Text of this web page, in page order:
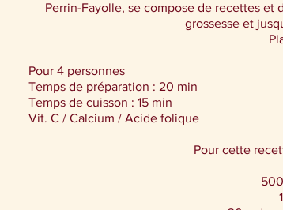
Perrin-Fayolle, se compose de recettes
grossesse et
Pour 4 personnes
Temps de préparation : 20 min
Temps de cuisson : 15 min
Vit. C / Calcium / Acide folique
Pour cette